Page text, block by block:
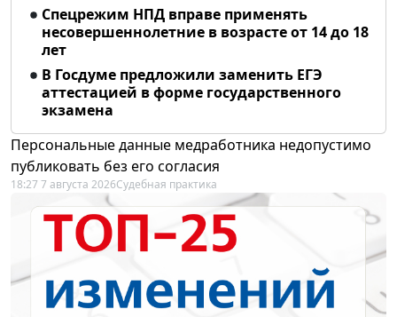
Спецрежим НПД вправе применять
несовершеннолетние в возрасте от 14 до 18
лет
В Госдуме предложили заменить ЕГЭ
аттестацией в форме государственного
экзамена
Персональные данные медработника недопустимо
публиковать без его согласия
18:27 7 августа 2026Судебная практика